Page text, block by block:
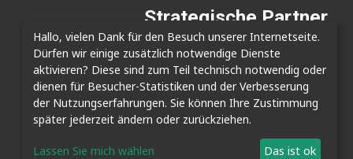
Strategische Partner
- Cizmak Mak. San.
- Clamptek Enterprise Co., Ltd.
- Shin Kwang Tech
Hallo, vielen Dank für den Besuch unserer Internetseite.
Dürfen wir einige zusätzlich notwendige Dienste
aktivieren? Diese sind zum Teil technisch notwendig oder
dienen für Besucher-Statistiken und der Verbesserung
der Nutzungserfahrungen. Sie können Ihre Zustimmung
später jederzeit ändern oder zurückziehen.
Lassen Sie mich wählen Das ist ok